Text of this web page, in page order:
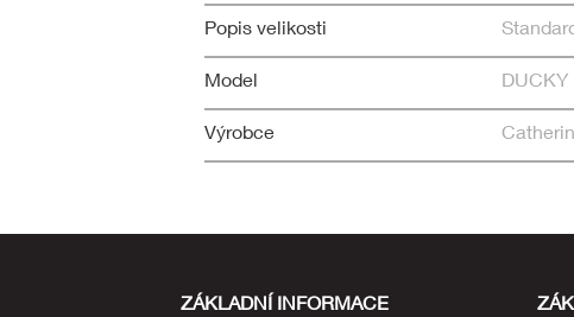
Popis velikosti
Model DUCKY
Výrobce
ZÁKLADNÍ INFORMACE